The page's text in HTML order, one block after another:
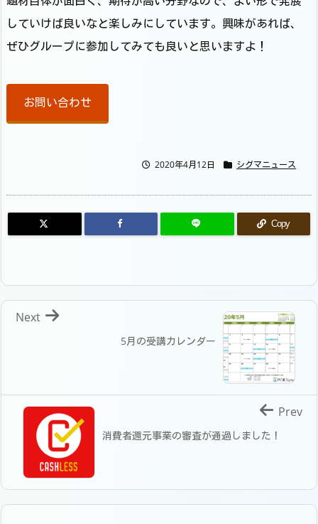
していけば良いなと楽しみにしています。興味があれば、
ぜひグループに参加してみても良いと思いますよ！
お問い合わせ
2020年4月12日 シグマニュース
Copy
5月の受講カレンダー
Next
消費者還元事業の審査が通過しました！
Prev